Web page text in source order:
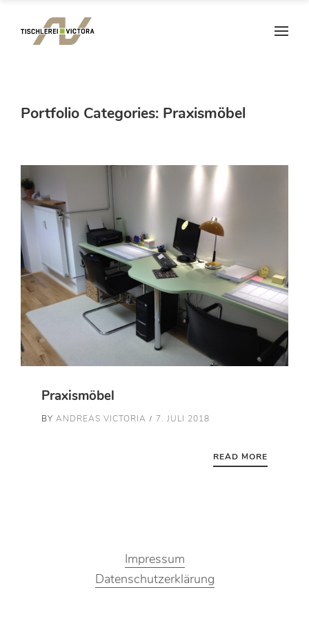
Portfolio Categories: Praxismöbel
Praxismöbel
BY ANDREAS VICTORIA 7. JULI 2018
READ MORE
Impressum
Datenschutzerklärung